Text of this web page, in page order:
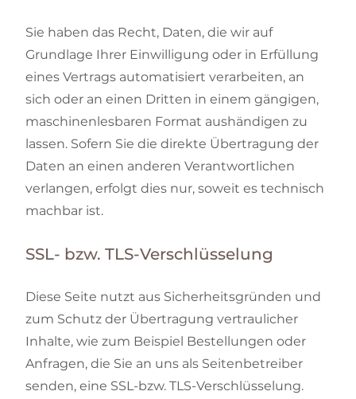
Sie haben das Recht, Daten, die wir auf
Grundlage Ihrer Einwilligung oder in Erfüllung
eines Vertrags automatisiert verarbeiten, an
sich oder an einen Dritten in einem gängigen,
maschinenlesbaren Format aushändigen zu
lassen. Sofern Sie die direkte Übertragung der
Daten an einen anderen Verantwortlichen
verlangen, erfolgt dies nur, soweit es technisch
machbar ist.
SSL- bzw. TLS-Verschlüsselung
Diese Seite nutzt aus Sicherheitsgründen und
zum Schutz der Übertragung vertraulicher
Inhalte, wie zum Beispiel Bestellungen oder
Anfragen, die Sie an uns als Seitenbetreiber
senden, eine SSL-bzw. TLS-Verschlüsselung.